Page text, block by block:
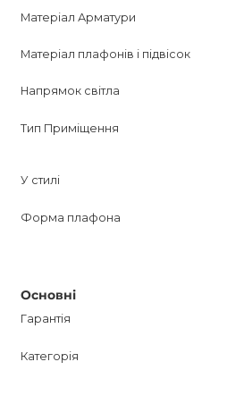
їдальні.
FLAP Підвісний світильник
найкращі ціни і знижки.
отримуєте надійність, стиль і
Матеріал Арматури
Матеріал плафонів і підвісок
Напрямок світла
Тип Приміщення
У стилі
Форма плафона
Основні
Гарантія
Категорія